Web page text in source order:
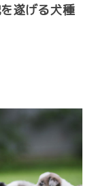
遂げる犬種